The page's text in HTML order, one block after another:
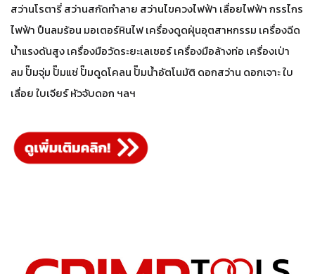
สว่านโรตารี่ สว่านสกัดทำลาย สว่านไขควงไฟฟ้า เลื่อยไฟฟ้า กรรไกร
ไฟฟ้า ปืนลมร้อน มอเตอร์หินไฟ เครื่องดูดฝุ่นอุตสาหกรรม เครื่องฉีด
น้ำแรงดันสูง เครื่องมือวัดระยะเลเซอร์ เครื่องมือล้างท่อ เครื่องเป่า
ลม ปั๊มจุ่ม ปั๊มแช่ ปั๊มดูดโคลน ปั๊มน้ำอัตโนมัติ ดอกสว่าน ดอกเจาะ ใบ
เลื่อย ใบเจียร์ หัวจับดอก ฯลฯ